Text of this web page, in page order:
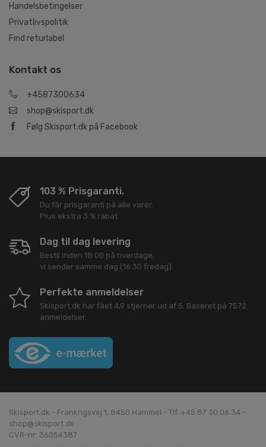
Handelsbetingelser
Privatlivspolitik
Find returlabel
Kontakt os
+4587300634
shop@skisport.dk
Følg Skisport.dk på Facebook
103 % Prisgaranti.
Du får prisgaranti på alle varer.
Plus ekstra 3 % rabat
Dag til dag levering
Bestil inden 18:00 på hverdage,
vi sender samme dag (16:30 fredag).
Perfekte anmeldelser
Skisport.dk har fået 4,9 stjerner ud af 5 . Baseret på 7572
anmeldelser.
Skisport.dk - Frankrigsvej 1, 8450 Hammel - Tlf. +45 87 30 06 34 -
shop@skisport.dk
CVR-nr: 36054387